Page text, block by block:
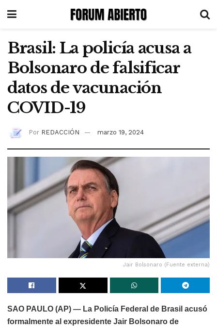
Brasil: La policía acusa a
Bolsonaro de falsificar
datos de vacunación
COVID-19
Por REDACCIÓN marzo 19, 2024
Jair Bolsonaro (Fuente externa)
SAO PAULO (AP) — La Policía Federal de Brasil acusó
formalmente al expresidente Jair Bolsonaro de